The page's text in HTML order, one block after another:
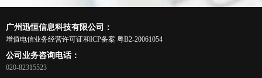
广州迅恒信息科技有限公司：
增值电信业务经营许可证和ICP备案 粤B2-20061054
公司业务咨询电话：
020-82315523